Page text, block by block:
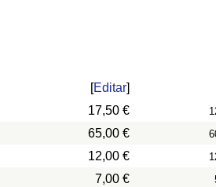
[Editar]
17,50 €
65,00 €
12,00 €
7,00 €